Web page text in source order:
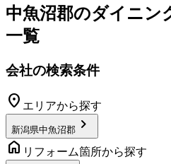
中魚沼郡のダイニン
一覧
会社の検索条件
location_on エリアから探す
新潟県中魚沼郡 chevron_right
home リフォーム箇所から探す